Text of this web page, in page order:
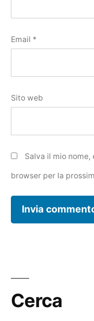
Email *
Sito web
Salva il mio
browser per la
Cerca